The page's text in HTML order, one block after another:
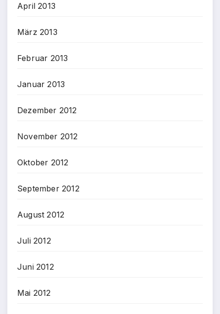
April 2013
März 2013
Februar 2013
Januar 2013
Dezember 2012
November 2012
Oktober 2012
September 2012
August 2012
Juli 2012
Juni 2012
Mai 2012